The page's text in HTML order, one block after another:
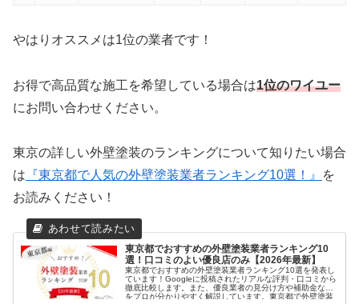
やはりオススメは1位の業者です！
お得で高品質な施工を希望している場合は1位のワイユー
にお問い合わせください。
東京の詳しい外壁塗装のランキングについて知りたい場合
は 『東京都で人気の外壁塗装業者ランキング10選！』
を
お読みください！
東京都でおすすめの外壁塗装業者ランキング10
選！口コミのよい優良店のみ【2026年最新】
東京都でおすすめの外壁塗装業者ランキング10選を発表し
ています！Googleに投稿されたリアルな評判・口コミから
徹底比較します。また、優良業者の見分け方や補助金など
をプロが分かりやすく解説しています。東京都で外壁塗装